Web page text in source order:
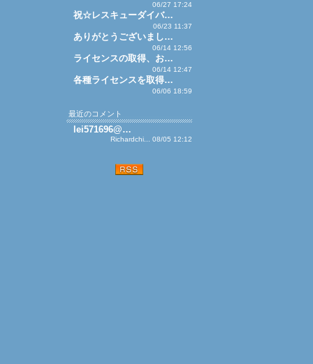
06/27 17:24
祝☆レスキューダイバ…
06/23 11:37
ありがとうございまし…
06/14 12:56
ライセンスの取得、お…
06/14 12:47
各種ライセンスを取得…
06/06 18:59
最近のコメント
lei571696@…
Richardchi... 08/05 12:12